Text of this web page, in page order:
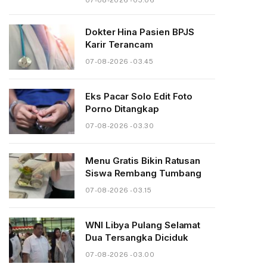
Dokter Hina Pasien BPJS
Karir Terancam
07-08-2026 - 03.45
Eks Pacar Solo Edit Foto
Porno Ditangkap
07-08-2026 - 03.30
Menu Gratis Bikin Ratusan
Siswa Rembang Tumbang
07-08-2026 - 03.15
WNI Libya Pulang Selamat
Dua Tersangka Diciduk
07-08-2026 - 03.00